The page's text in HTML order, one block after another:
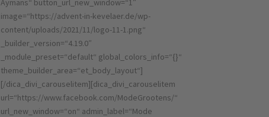
Aymans“ button_url_new_window=“1″
image=“https://advent-in-kevelaer.de/wp-
content/uploads/2021/11/logo-11-1.png“
_builder_version=“4.19.0″
_module_preset=“default“ global_colors_info=“{}“
theme_builder_area=“et_body_layout“]
[/dica_divi_carouselitem][dica_divi_carouselitem
url=“https://www.facebook.com/ModeGrootens/“
url_new_window=“on“ admin_label=“Mode